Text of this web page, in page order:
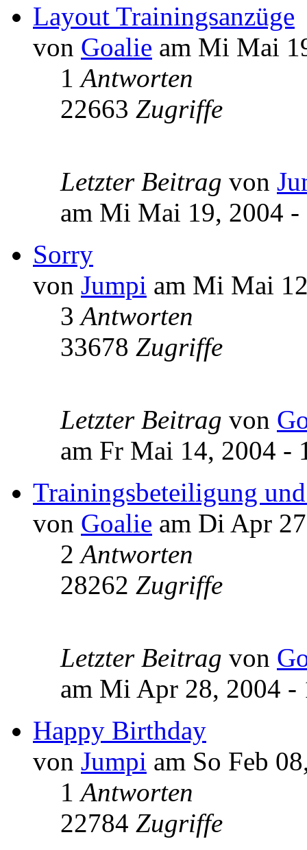
Layout Trainingsanzüge
von Goalie am Mi Mai
1Antworten
22663 Zugriffe
Letzter Beitrag von
am Mi Mai 19, 2004 -
Sorry
von Jumpi am Mi Mai
3Antworten
33678 Zugriffe
Letzter Beitrag von
am Fr Mai 14, 2004 -
Trainingsbeteiligung
von Goalie am Di Apr
2Antworten
28262 Zugriffe
Letzter Beitrag von
am Mi Apr 28, 2004 -
Happy Birthday
von Jumpi am So Feb
1Antworten
22784 Zugriffe